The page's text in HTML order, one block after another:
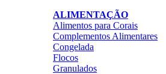
ALIMENTAÇÃO
Alimentos para Corais
Complementos Alimentares
Congelada
Flocos
Granulados